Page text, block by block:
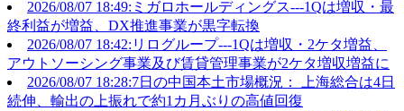
2026/08/07 18:49:ミガロホールディングス---1Qは増収・最
終利益が増益、DX推進事業が黒字転換
2026/08/07 18:42:リログループ---1Qは増収・2ケタ増益、
アウトソーシング事業及び賃貸管理事業が2ケタ増収増益に
2026/08/07 18:28:7日の中国本土市場概況： 上海総合は4日
続伸、輸出の上振れで約1カ月ぶりの高値回復